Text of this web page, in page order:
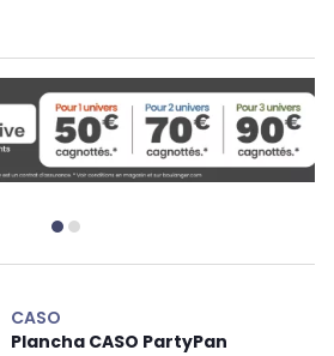
CASO
Plancha CASO PartyPan